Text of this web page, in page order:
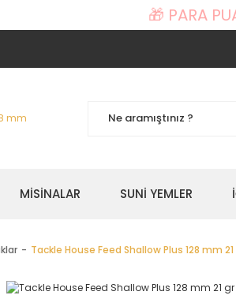
🎁 PARA
MİSİNALAR SUNİ YEMLER
Tackle House Feed Shallow Plus 128 mm 21